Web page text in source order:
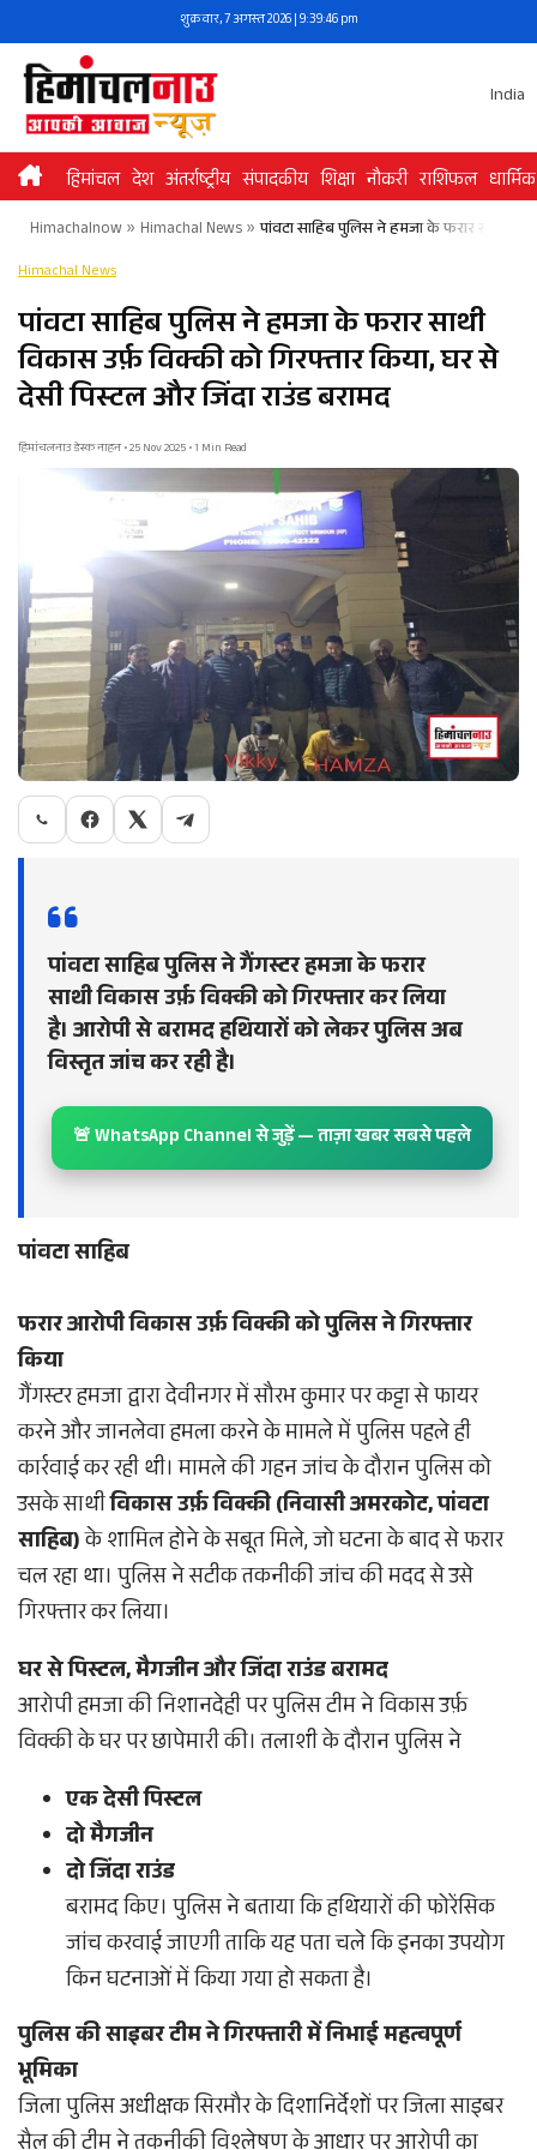
to
content
शुक्रवार, 7 अगस्त 2026 | 9:39:46 pm
India
हिमांचल देश अंतर्राष्ट्रीय संपादकीय शिक्षा नौकरी राशिफल धार्मिक
Himachalnow» Himachal News» पांवटा साहिब पुलिस ने हमजा के फरार साथी
Himachal News
पांवटा साहिब पुलिस ने हमजा के फरार साथी
विकास उर्फ़ विक्की को गिरफ्तार किया, घर से
देसी पिस्टल और जिंदा राउंड बरामद
हिमांचलनाउ डेस्क नाहन • 25 Nov 2025 • 1 Min Read
पांवटा साहिब पुलिस ने गैंगस्टर हमजा के फरार
साथी विकास उर्फ़ विक्की को गिरफ्तार कर लिया
है। आरोपी से बरामद हथियारों को लेकर पुलिस अब
विस्तृत जांच कर रही है।
🚨 WhatsApp Channel से जुड़ें — ताज़ा खबर सबसे पहले
पांवटा साहिब
फरार आरोपी विकास उर्फ़ विक्की को पुलिस ने गिरफ्तार
किया
गैंगस्टर हमजा द्वारा देवीनगर में सौरभ कुमार पर कट्टा से फायर
करने और जानलेवा हमला करने के मामले में पुलिस पहले ही
कार्रवाई कर रही थी। मामले की गहन जांच के दौरान पुलिस को
उसके साथीविकास उर्फ़ विक्की (निवासी अमरकोट, पांवटा
साहिब)के शामिल होने के सबूत मिले, जो घटना के बाद से फरार
चल रहा था। पुलिस ने सटीक तकनीकी जांच की मदद से उसे
गिरफ्तार कर लिया।
घर से पिस्टल, मैगजीन और जिंदा राउंड बरामद
आरोपी हमजा की निशानदेही पर पुलिस टीम ने विकास उर्फ़
विक्की के घर पर छापेमारी की। तलाशी के दौरान पुलिस ने
एक देसी पिस्टल
दो मैगजीन
दो जिंदा राउंड
बरामद किए। पुलिस ने बताया कि हथियारों की फोरेंसिक
जांच करवाई जाएगी ताकि यह पता चले कि इनका उपयोग
किन घटनाओं में किया गया हो सकता है।
पुलिस की साइबर टीम ने गिरफ्तारी में निभाई महत्वपूर्ण
भूमिका
जिला पुलिस अधीक्षक सिरमौर के दिशानिर्देशों पर जिला साइबर